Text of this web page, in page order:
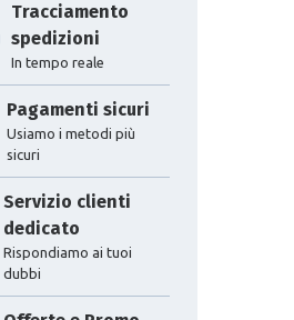
Tracciamento
spedizioni
In tempo reale
Pagamenti sicuri
Usiamo i metodi più
sicuri
Servizio clienti
dedicato
Rispondiamo ai tuoi
dubbi